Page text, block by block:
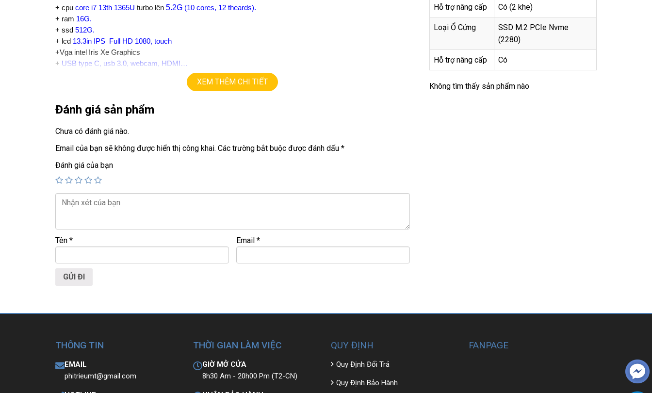
+ cpu core i7 13th 1365U turbo lên 5.2G (10 cores, 12 theards).
+ ram 16G.
+ ssd 512G.
+ lcd 13.3in IPS Full HD 1080, touch
+Vga intel Iris Xe Graphics
+ USB type C, usb 3.0, webcam, HDMI…
.
💻LAPTOP TRIỀU PHÁT • UY TÍN • CHẤT LƯỢNG • GIÁ TỐT💻
📞Hotline / Zalo:0939.008.008 – 0938.078.389
📍Địa chỉ:60/26 Đồng Đen, P. Tân Bình, TP.HCM
🌐 Website: https://laptoptrieuphat.com
T ất cảsản ph
XEM THÊM CHI TIẾT
Đánh giá sản phẩm
Chưa có đánh giá nào.
Email của bạn sẽ không được hiển thị công khai. Các trường bắt buộc được đánh dấu *
Đánh giá của bạn
Tên * Email *
Hỗ trợ nâng cấp Có (2 khe)
Loại Ổ Cứng
SSD M.2 PCIe Nvme
(2280)
Hỗ trợ nâng cấp Có
Không tìm thấy sản phẩm nào
THÔNG TIN
EMAIL
phitrieumt@gmail.com
THỜI GIAN LÀM VIỆC
GIỜ MỞ CỬA
8h30 Am - 20h00 Pm (T2-CN)
QUY ĐỊNH
Quy Định Đổi Trả
Quy Định Bảo Hành
FANPAGE